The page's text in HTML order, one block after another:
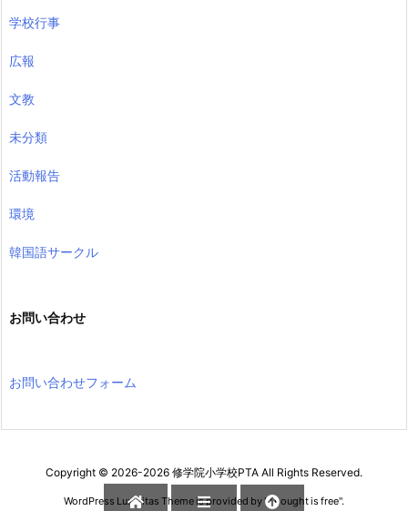
学校行事
広報
文教
未分類
活動報告
環境
韓国語サークル
お問い合わせ
お問い合わせフォーム
Copyright © 2026-2026 修学院小学校PTA All Rights Reserved.
WordPress Luxeritas Theme is provided by "Thought is free".